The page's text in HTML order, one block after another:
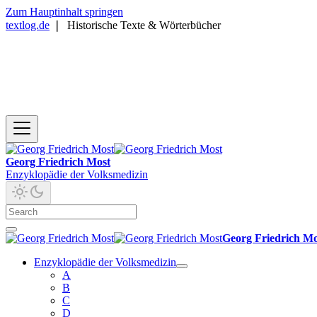
Zum Hauptinhalt springen
textlog.de
Historische Texte & Wörterbücher
Georg Friedrich Most
Enzyklopädie der Volksmedizin
Georg Friedrich
Enzyklopädie der Volksmedizin
A
B
C
D